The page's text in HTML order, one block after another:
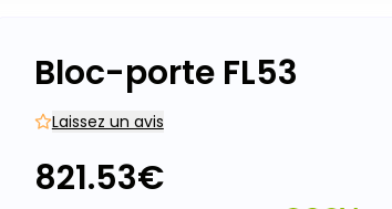
Bloc-porte FL53
Laissez un avis
821.53€